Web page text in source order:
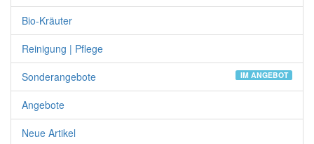
Bio-Kräuter
Reinigung | Pflege
Sonderangebote
IM ANGEBOT
Angebote
Neue Artikel